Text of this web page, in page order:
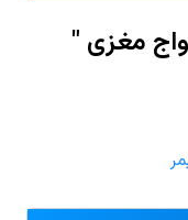
مغزی "